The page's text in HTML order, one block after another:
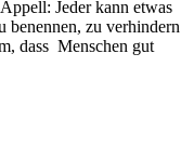
Jeder kann etwas
benennen, zu verhindern
dass Menschen gut